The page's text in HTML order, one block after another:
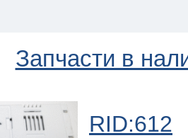
Запчасти в
RID:612